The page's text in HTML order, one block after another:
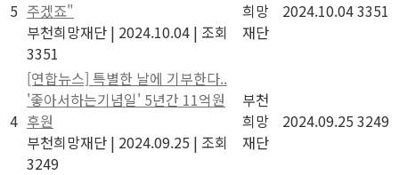
5 주겠죠"
부천희망재단 | 2024.10.04 | 조회
3351
희망
재단
2024.10.043351
4
[연합뉴스] 특별한 날에 기부한다..
'좋아서하는기념일' 5년간 11억원
후원
부천희망재단 | 2024.09.25 | 조회
3249
부천
희망
재단
2024.09.25 3249